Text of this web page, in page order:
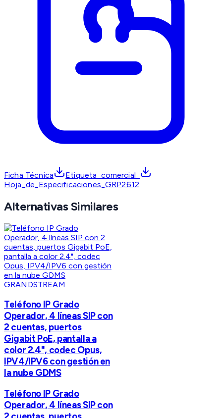
Ficha Técnica
Etiqueta_comercial_
Hoja_de_Especificaciones_GRP2612
Alternativas Similares
GRANDSTREAM
Teléfono IP Grado
Operador, 4 líneas SIP con
2 cuentas, puertos
Gigabit PoE, pantalla a
color 2.4", codec Opus,
IPV4/IPV6 con gestión en
la nube GDMS
Teléfono IP Grado
Operador, 4 líneas SIP con